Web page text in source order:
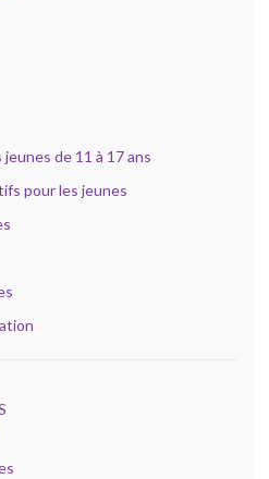
de 11 à 17 ans
pour les jeunes